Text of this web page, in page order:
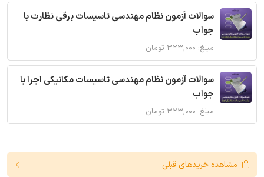
سوالات آزمون نظام مهندسی تاسیسات برقی نظارت با
جواب
مبلغ: ۳۲۳,۰۰۰ تومان
سوالات آزمون نظام مهندسی تاسیسات مکانیکی اجرا با
جواب
مبلغ: ۳۲۳,۰۰۰ تومان
مشاهده خریدهای قبلی